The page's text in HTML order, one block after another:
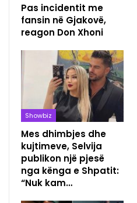
Pas incidentit me
fansin në Gjakovë,
reagon Don Xhoni
Showbiz
Mes dhimbjes dhe
kujtimeve, Selvija
publikon një pjesë
nga kënga e Shpatit:
“Nuk kam…